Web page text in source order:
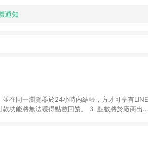
通知
在同一瀏覽器於24小時內結帳，方才可享有LINE
功能將無法獲得點數回饋。 3. 點數將於廠商出貨
訂單資格確認。 康達盛通線上購物希望提供簡